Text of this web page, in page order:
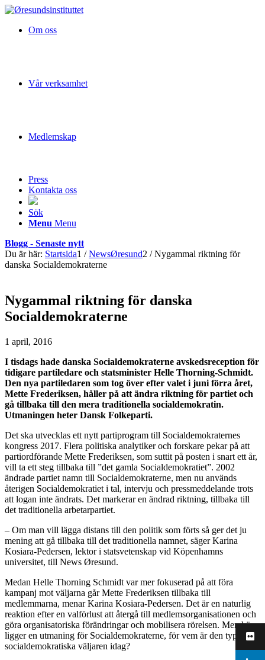
Om oss
Vår verksamhet
Medlemskap
Press
Kontakta oss
Sök
Menu Menu
Blogg - Senaste nytt
Du är här: Startsida1 / NewsØresund2 / Nygammal riktning för
danska Socialdemokraterne
Nygammal riktning för danska
Socialdemokraterne
1 april, 2016
I tisdags hade danska Socialdemokraterne avskedsreception för
tidigare partiledare och statsminister Helle Thorning-Schmidt.
Den nya partiledaren som tog över efter valet i juni förra året,
Mette Frederiksen, håller på att ändra riktning för partiet och
gå tillbaka till den mera traditionella socialdemokratin.
Utmaningen heter Dansk Folkeparti.
Det ska utvecklas ett nytt partiprogram till Socialdemokraternes
kongress 2017. Flera politiska analytiker och forskare pekar på att
partiordförande Mette Frederiksen, som suttit på posten i snart ett år,
vill ta ett steg tillbaka till ”det gamla Socialdemokratiet”. 2002
ändrade partiet namn till Socialdemokraterne, men nu används
återigen Socialdemokratiet i tal, intervju och pressmeddelande trots
att logan inte ändrats. Det markerar en ändrad riktning, tillbaka till
det traditionella arbetarpartiet.
– Om man vill lägga distans till den politik som förts så ger det ju
mening att gå tillbaka till det traditionella namnet, säger Karina
Kosiara-Pedersen, lektor i statsvetenskap vid Köpenhamns
universitet, till News Øresund.
Medan Helle Thorning Schmidt var mer fokuserad på att föra
kampanj mot väljarna går Mette Frederiksen tillbaka till
medlemmarna, menar Karina Kosiara-Pedersen. Det är en naturlig
reaktion efter en valförlust att återgå till medlemsorganisationen och
göra organisatoriska förändringar och mobilisera rörelsen. Men här
ligger en utmaning för Socialdemokraterne, för vem är den typiska
socialdemokratiska väljaren idag?